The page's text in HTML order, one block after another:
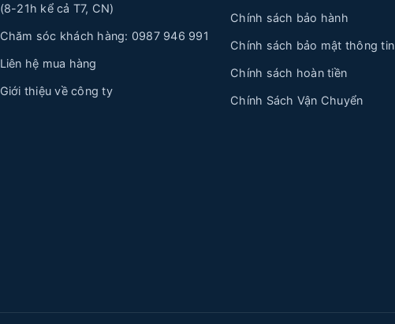
(8-21h kể cả T7, CN)
Chăm sóc khách hàng: 0987 946 991
Liên hệ mua hàng
Giới thiệu về công ty
Chính sách bảo hành
Chính sách bảo mật thông tin
Chính sách hoàn tiền
Chính Sách Vận Chuyển